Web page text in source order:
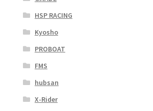
HSP RACING
Kyosho
PROBOAT
FMS
hubsan
X-Rider